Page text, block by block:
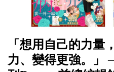
「想用自己的力量
力、變得更強。」